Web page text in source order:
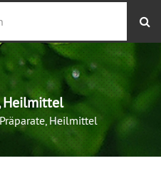
Heilmittel
Präparate, Heilmittel